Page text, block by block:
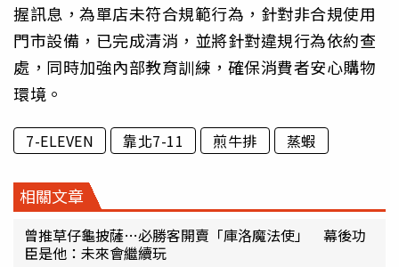
握訊息，為單店未符合規範行為，針對非合規使用
門市設備，已完成清消，並將針對違規行為依約查
處，同時加強內部教育訓練，確保消費者安心購物
環境。
7-ELEVEN 靠北7-11 煎牛排 蒸蝦
相關文章
曾推草仔龜披薩…必勝客開賣「庫洛魔法使」 幕後功
臣是他：未來會繼續玩